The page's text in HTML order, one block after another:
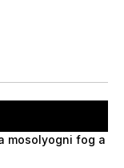
mosolyogni fog a